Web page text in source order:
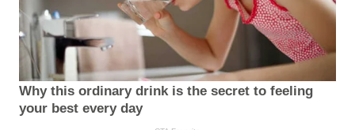
Why this ordinary drink is the secret to feeling
your best every day